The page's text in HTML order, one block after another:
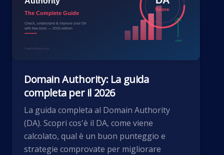
Domain Authority: La guida
completa per il 2026
La guida completa al Domain Authority
(DA). Scopri cos'è il DA, come viene
calcolato, qual è un buon punteggio e
strategie comprovate per migliorare